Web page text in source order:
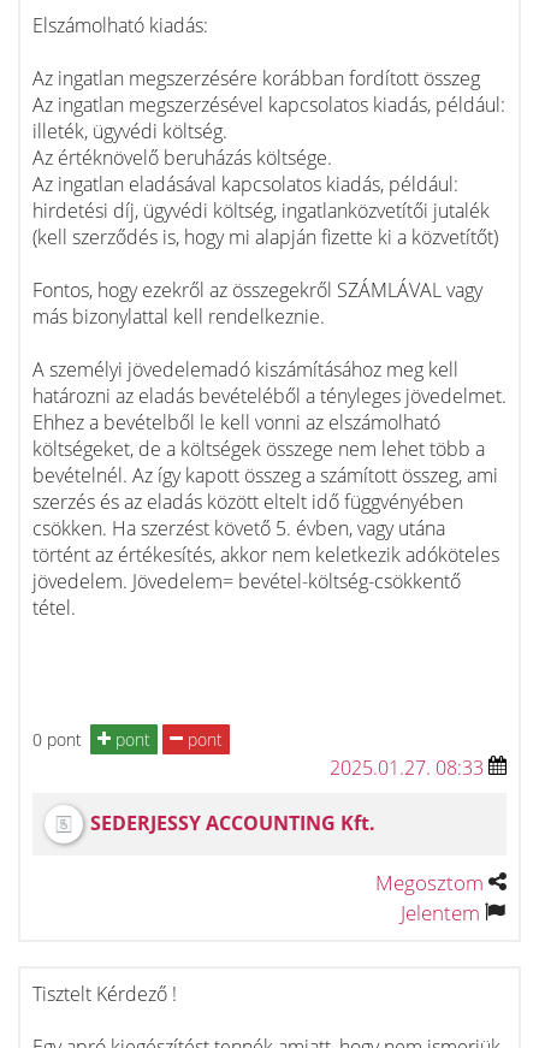
Elszámolható kiadás:
Az ingatlan megszerzésére korábban fordított összeg
Az ingatlan megszerzésével kapcsolatos kiadás, például:
illeték, ügyvédi költség.
Az értéknövelő beruházás költsége.
Az ingatlan eladásával kapcsolatos kiadás, például:
hirdetési díj, ügyvédi költség, ingatlanközvetítői jutalék
(kell szerződés is, hogy mi alapján fizette ki a közvetítőt)
Fontos, hogy ezekről az összegekről SZÁMLÁVAL vagy
más bizonylattal kell rendelkeznie.
A személyi jövedelemadó kiszámításához meg kell
határozni az eladás bevételéből a tényleges jövedelmet.
Ehhez a bevételből le kell vonni az elszámolható
költségeket, de a költségek összege nem lehet több a
bevételnél. Az így kapott összeg a számított összeg, ami
szerzés és az eladás között eltelt idő függvényében
csökken. Ha szerzést követő 5. évben, vagy utána
történt az értékesítés, akkor nem keletkezik adóköteles
jövedelem. Jövedelem= bevétel-költség-csökkentő
tétel.
0 pont pont pont
2025.01.27. 08:33
SEDERJESSY ACCOUNTING Kft.
Megosztom
Jelentem
Tisztelt Kérdező !